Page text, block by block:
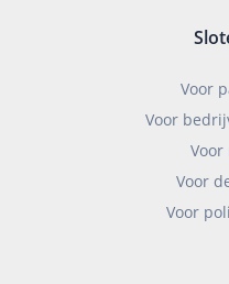
Voor
Voor
Voor
Voor
Voor